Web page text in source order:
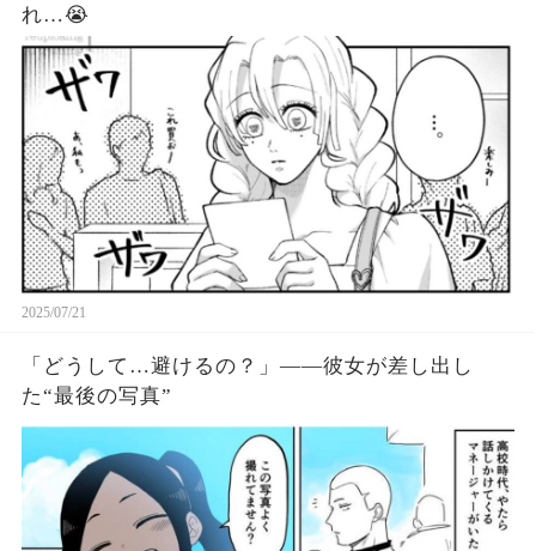
れ…😭
2025/07/21
「どうして…避けるの？」――彼女が差し出し
た“最後の写真”